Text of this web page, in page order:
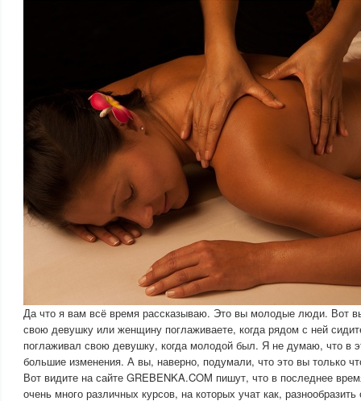
Да что я вам всё время рассказываю. Это вы молодые люди. Вот
свою девушку или женщину поглаживаете, когда рядом с ней
поглаживал свою девушку, когда молодой был. Я не думаю, что в
большие изменения. А вы, наверно, подумали, что это вы только
Вот видите на сайте GREBENKA.COM пишут, что в последнее
очень много различных курсов, на которых учат как,